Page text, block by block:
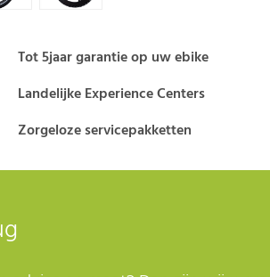
Tot 5jaar garantie op uw ebike
Landelijke Experience Centers
Zorgeloze servicepakketten